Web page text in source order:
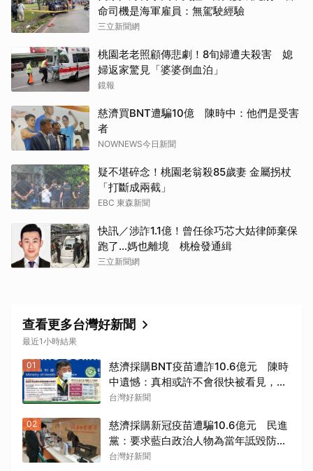
命司機是海軍雇員：無駕駛經驗
三立新聞網
桃園老老照顧傳悲劇！8旬婦遭夫殺害 媳
婦返家驚見「婆婆倒血泊」
鏡報
慈濟買BNT遭騙10億 陳時中：他們是受害
者
NOWNEWS今日新聞
疑不堪碎念！桃園老翁殺85歲妻 金屬拐杖
「打斷成兩截」
EBC 東森新聞
快訊／涉詐1.1億！曾任徐巧芯大姑律師棄保
跑了…媽也離境 桃檢發通緝
三立新聞網
查看更多台灣好新聞
最近1小時結果
01
慈濟採購BNT疫苗遭詐10.6億元 陳時
中遺憾：真相或許不會很快被看見，但
也永不消失
台灣好新聞
02
慈濟採購新冠疫苗遭騙10.6億元 民進
黨：要求藍白政治人物為當年詆毀防疫
團隊道歉
台灣好新聞